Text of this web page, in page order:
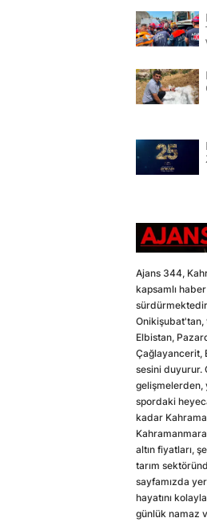
Ajans 344,
kapsamlı haber
Onikişubat'tan,
Elbistan,
Çağlayancerit,
sesini duyurur.
gelişmelerden,
spordaki
kadar
altın fiyatları,
tarım
sayfamızda
hayatını
günlük namaz